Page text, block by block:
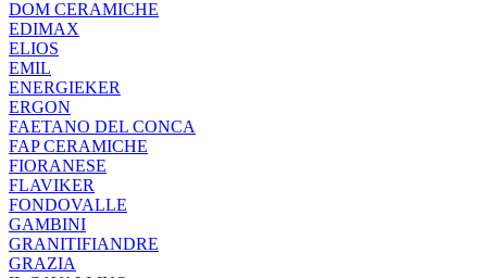
DOM CERAMICHE
EDIMAX
ELIOS
EMIL
ENERGIEKER
ERGON
FAETANO DEL CONCA
FAP CERAMICHE
FIORANESE
FLAVIKER
FONDOVALLE
GAMBINI
GRANITIFIANDRE
GRAZIA